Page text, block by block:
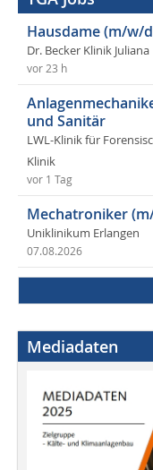
Hausdame (m/w/
Dr. Becker Klinik Juliana
vor 23 h
und Sanitär
LWL-Klinik für
Klinik
vor 1 Tag
Mechatroniker
Uniklinikum Erlangen
07.08.2026
Mediadaten